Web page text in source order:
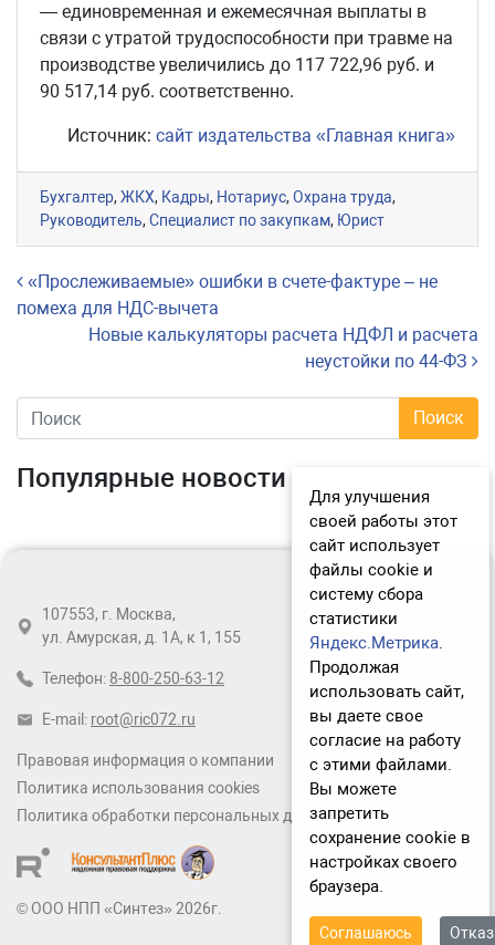
— единовременная и ежемесячная выплаты в
связи с утратой трудоспособности при травме на
производстве увеличились до 117 722,96 руб. и
90 517,14 руб. соответственно.
Источник: сайт издательства «Главная книга»
Бухгалтер,ЖКХ, Кадры, Нотариус,Охрана труда,
Руководитель,Специалист по закупкам, Юрист
Навигация по записям
«Прослеживаемые» ошибки в счете-фактуре – не
помеха для НДС-вычета
Новые калькуляторы расчета НДФЛ и расчета
неустойки по 44-ФЗ
Популярные новости
Правовая информация о компании
Политика использования cookies
Политика обработки персональных данных
© ООО НПП «Синтез» 2026г.
107553, г. Москва,
ул. Амурская, д. 1А, к 1, 155
Телефон: 8-800-250-63-12
E-mail: root@ric072.ru
Для улучшения
своей работы этот
сайт использует
файлы cookie и
систему сбора
статистики
Яндекс.Метрика.
Продолжая
использовать сайт,
вы даете свое
согласие на работу
с этими файлами.
Вы можете
запретить
сохранение cookie в
настройках своего
браузера.
Соглашаюсь